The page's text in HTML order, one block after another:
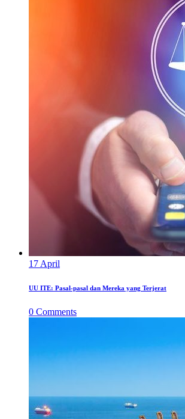
17 April
UU ITE: Pasal-pasal dan Mereka yang Terjerat
0 Comments